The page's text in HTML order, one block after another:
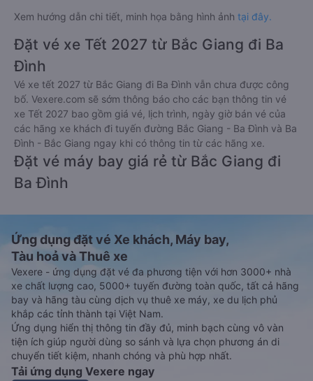
Xem hướng dẫn chi tiết, minh họa bằng hình ảnh tại đây.
Đặt vé xe Tết 2027 từ Bắc Giang đi Ba
Đình
Vé xe tết 2027 từ Bắc Giang đi Ba Đình vẫn chưa được công
bố. Vexere.com sẽ sớm thông báo cho các bạn thông tin vé
xe Tết 2027 bao gồm giá vé, lịch trình, ngày giờ bán vé của
các hãng xe khách đi tuyến đường Bắc Giang - Ba Đình và Ba
Đình - Bắc Giang ngay khi có thông tin từ các hãng xe.
Đặt vé máy bay giá rẻ từ Bắc Giang đi
Ba Đình
Ứng dụng đặt vé Xe khách, Máy bay,
Tàu hoả và Thuê xe
Vexere - ứng dụng đặt vé đa phương tiện với hơn 3000+ nhà
xe chất lượng cao, 5000+ tuyến đường toàn quốc, tất cả hãng
bay và hãng tàu cùng dịch vụ thuê xe máy, xe du lịch phủ
khắp các tỉnh thành tại Việt Nam.
Ứng dụng hiển thị thông tin đầy đủ, minh bạch cùng vô vàn
tiện ích giúp người dùng so sánh và lựa chọn phương án di
chuyển tiết kiệm, nhanh chóng và phù hợp nhất.
Tải ứng dụng Vexere ngay